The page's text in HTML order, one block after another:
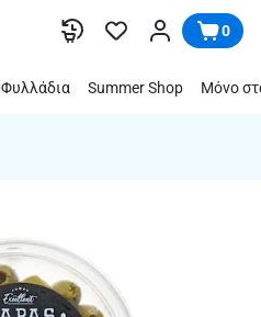
0
Φυλλάδια Summer Shop Μόνο